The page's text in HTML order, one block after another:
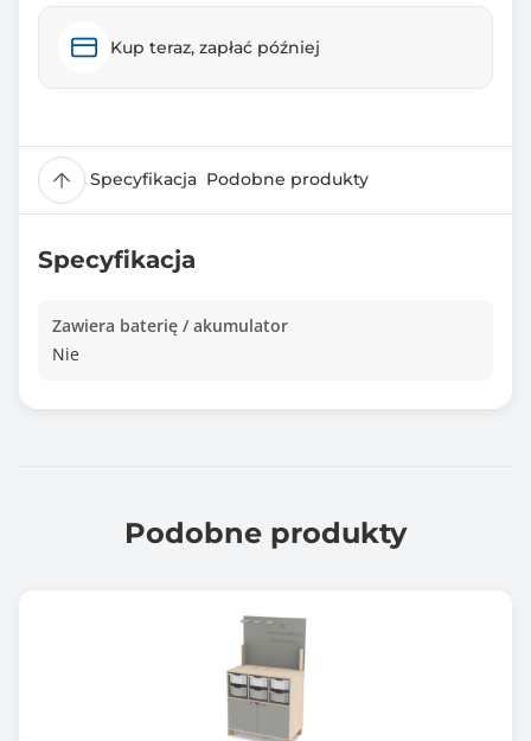
Kup teraz, zapłać później
Specyfikacja Podobne produkty
Specyfikacja
Zawiera baterię / akumulator
Nie
Podobne produkty